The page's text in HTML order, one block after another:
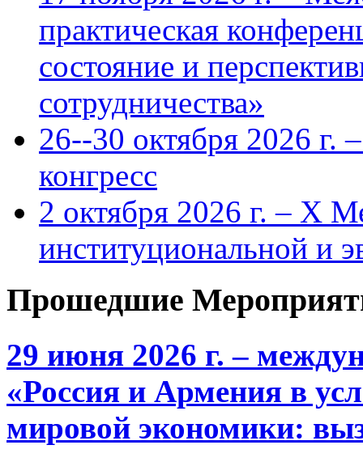
практическая
состояние и
сотрудничества»
26--30 октября 2026 г.
конгресс
2 октября 2026 г. – X
институциональной и
Прошедшие
29 июня 2026 г. –
«Россия и Армения в
мировой экономики: